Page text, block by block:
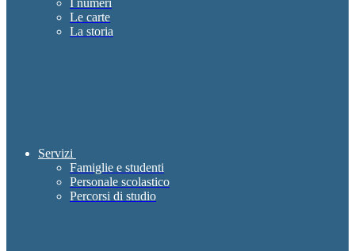
I numeri
Le carte
La storia
Servizi
Famiglie e studenti
Personale scolastico
Percorsi di studio